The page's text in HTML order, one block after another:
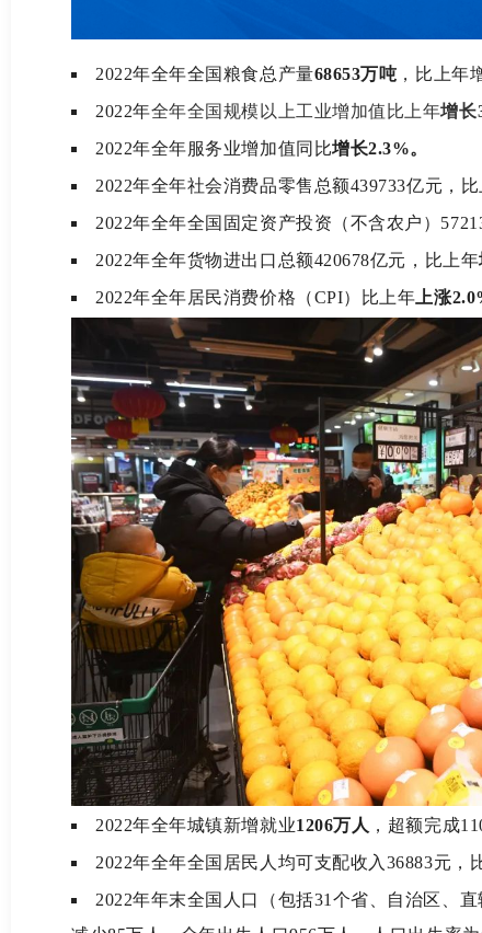
2022年全年全国粮食总产量68653万吨 ，比上年
2022年全年全国规模以上工业增加值比上年增长
2022年全年服务业增加值同比增长2.3%。
2022年全年社会消费品零售总额439733亿元，
2022年全年全国固定资产投资（不含农户）
2022年全年货物进出口总额420678亿元，比上年
2022年全年居民消费价格（CPI）比上年 上涨
2022年全年城镇新增就业1206万人 ，超额完成
2022年全年全国居民人均可支配收入36883元，
2022年年末全国人口（包括31个省、自治区、